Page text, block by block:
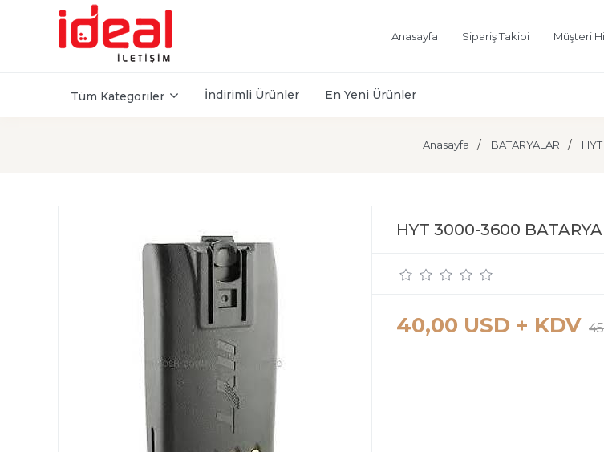
Anasayfa Sipariş Takibi Müşteri
Tüm Kategoriler İndirimli Ürünler En Yeni Ürünler
Anasayfa BATARYALAR
HYT 3000-3600 BATARYA
40,00 USD + KDV